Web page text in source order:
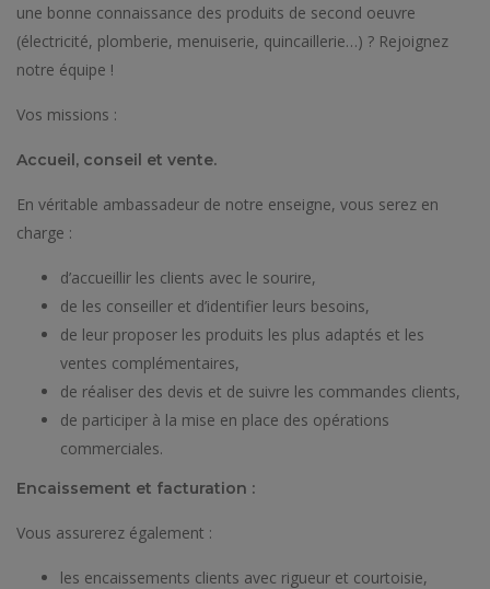
une bonne connaissance des produits de second oeuvre
(électricité, plomberie, menuiserie, quincaillerie…) ? Rejoignez
notre équipe !
Vos missions :
Accueil, conseil et vente.
En véritable ambassadeur de notre enseigne, vous serez en
charge :
d’accueillir les clients avec le sourire,
de les conseiller et d’identifier leurs besoins,
de leur proposer les produits les plus adaptés et les
ventes complémentaires,
de réaliser des devis et de suivre les commandes clients,
de participer à la mise en place des opérations
commerciales.
Encaissement et facturation :
Vous assurerez également :
les encaissements clients avec rigueur et courtoisie,